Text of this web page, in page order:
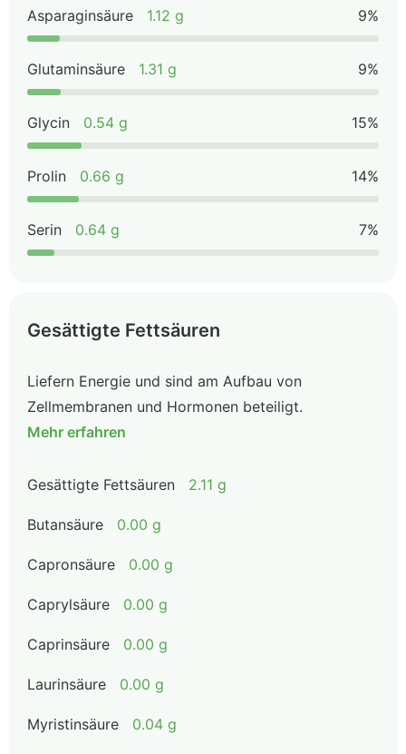
Asparaginsäure 1.12 g 9%
Glutaminsäure 1.31 g 9%
Glycin 0.54 g 15%
Prolin 0.66 g 14%
Serin 0.64 g 7%
Gesättigte Fettsäuren
Liefern Energie und sind am Aufbau von
Zellmembranen und Hormonen beteiligt.
Mehr erfahren
Gesättigte Fettsäuren 2.11 g
Butansäure 0.00 g
Capronsäure 0.00 g
Caprylsäure 0.00 g
Caprinsäure 0.00 g
Laurinsäure 0.00 g
Myristinsäure 0.04 g